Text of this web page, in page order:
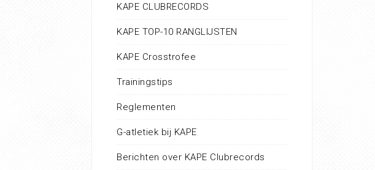
KAPE CLUBRECORDS
KAPE TOP-10 RANGLIJSTEN
KAPE Crosstrofee
Trainingstips
Reglementen
G-atletiek bij KAPE
Berichten over KAPE Clubrecords